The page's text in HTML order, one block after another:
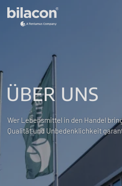
ÜBER UNS
Wer Lebensmittel in den Handel
Qualität und Unbedenklichkeit